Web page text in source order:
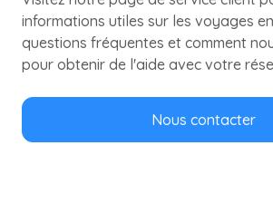
informations utiles sur les voyages
questions fréquentes et comment
pour obtenir de l'aide avec votre
Nous contacter